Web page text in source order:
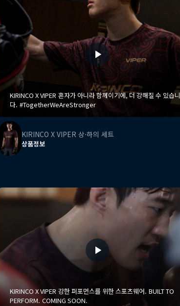
KIRINCO X VIPER 혼자가 아니라 함께이기에, 더 강해질 수 있습니
다. #TogetherWeAreStronger
KIRINCO X VIPER 상·하의 세트
상품정보
KIRINCO X VIPER 강한 퍼포먼스를 위한 스포츠웨어. BUILT TO
PERFORM. COMING SOON.